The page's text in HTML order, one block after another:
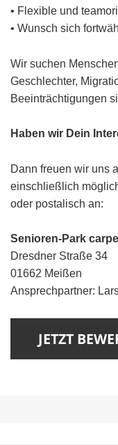
• Flexible und
• Wunsch sich
Wir suchen
Geschlechter,
Beeinträchtigungen
Haben wir Dein
Dann freuen wir uns
einschließlich
oder postalisch an:
Senioren-Park
Dresdner Straße 34
01662 Meißen
Ansprechpartner: